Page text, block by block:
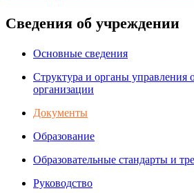
Сведения об учреждении
Основные сведения
Структура и органы управления
организации
Документы
Образование
Образовательные стандарты и
Руководство